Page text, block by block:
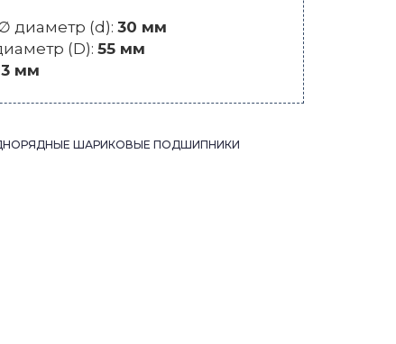
диаметр (d): 30 мм
(D): 55 мм
мм
ШАРИКОВЫЕ ПОДШИПНИКИ